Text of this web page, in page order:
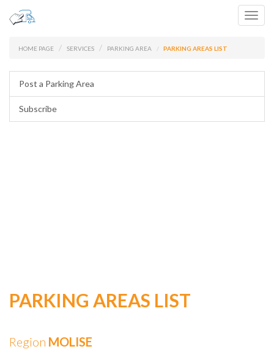
HOME PAGE SERVICES PARKING AREA PARKING AREAS LIST
Post a Parking Area
Subscribe
PARKING AREAS LIST
Region MOLISE